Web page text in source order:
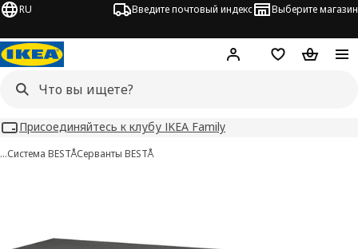
RU Введите почтовый индекс Выберите магазин
Hej! ВойтиСписокКорзина
Присоединяйтесь к клубу IKEA Family
…Система BESTÅСерванты BESTÅ